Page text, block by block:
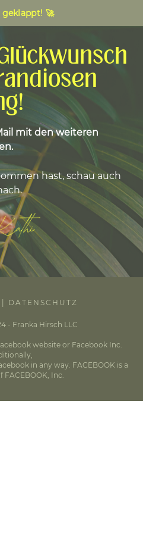
geklappt! 🚀
mit den weiteren
hast, schau auch
| DATENSCHUTZ
- Franka Hirsch LLC
website or Facebook Inc.
in any way. FACEBOOK is a
Inc.